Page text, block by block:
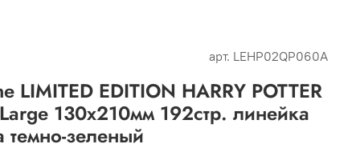
арт. LEHP02QP060A
LIMITED EDITION HARRY POTTER
130х210мм 192стр. линейка
зеленый